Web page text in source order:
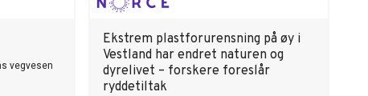
vegvesen
Ekstrem plastforurensning på øy i
Vestland har endret naturen og
dyrelivet – forskere foreslår
ryddetiltak